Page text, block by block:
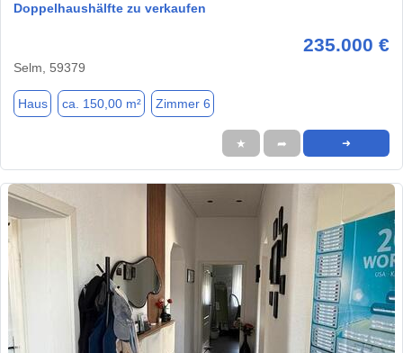
Doppelhaushälfte zu verkaufen
235.000 €
Selm, 59379
Haus ca. 150,00 m² Zimmer 6
★ ➦ ➜